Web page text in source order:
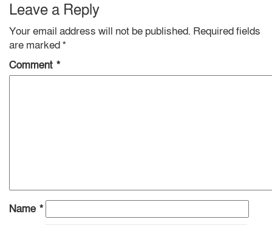
Leave a Reply
Your email address will not be published. Required fields
are marked*
Comment *
Name *